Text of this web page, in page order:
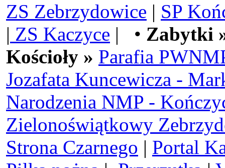
ZS Zebrzydowice | SP
| ZS Kaczyce | • Zabytki
Kościoły » Parafia
Jozafata Kuncewicza -
Narodzenia NMP -
Zielonoświątkowy
Strona Czarnego | Portal